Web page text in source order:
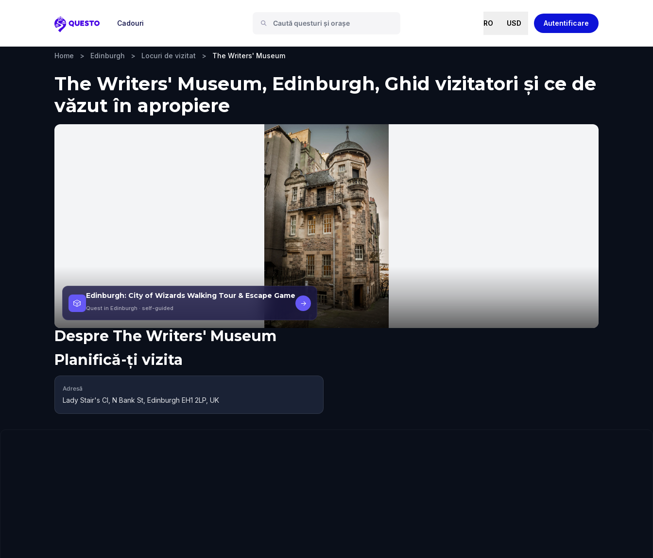
Questo
Cadouri RO USD Autentificare
Home > Edinburgh > Locuri de vizitat > The Writers' Museum
The Writers' Museum, Edinburgh, Ghid vizitatori și ce de
văzut în apropiere
🎲
Edinburgh: City of Wizards Walking Tour & Escape Game
Quest in Edinburgh · self-guided
→
Despre The Writers' Museum
Planifică-ți vizita
Adresă
Lady Stair's Cl, N Bank St, Edinburgh EH1 2LP, UK